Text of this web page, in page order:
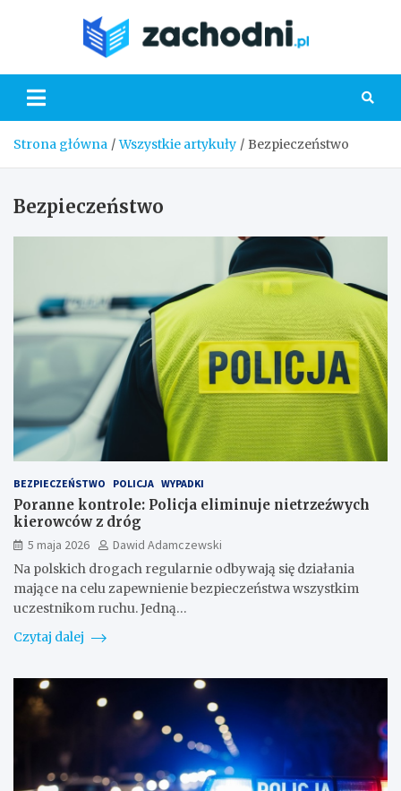
Strona główna Wszystkie artykuły Bezpieczeństwo
Bezpieczeństwo
BEZPIECZEŃSTWO POLICJA WYPADKI
Poranne kontrole: Policja eliminuje nietrzeźwych
kierowców z dróg
5 maja 2026
Dawid Adamczewski
Na polskich drogach regularnie odbywają się działania
mające na celu zapewnienie bezpieczeństwa wszystkim
uczestnikom ruchu. Jedną…
Czytaj dalej